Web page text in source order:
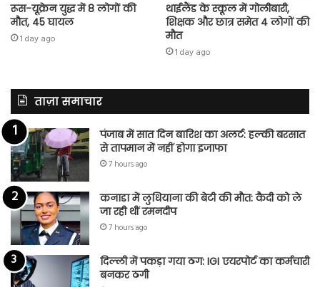
रूस-यूक्रेन युद्ध में 8 लोगों की
मौत, 45 घायल
1 day ago
थाईलैंड के स्कूल में गोलीबारी,
शिक्षक और छात्र समेत 4 लोगों की
मौत
1 day ago
ताज़ा समाचार
पंजाब में सात दिन बारिश का अलर्ट: हल्की बरसात
से तापमान में नहीं होगा इजाफा
7 hours ago
कनाडा में लुधियाना की बेटी की माैत: कैदी को ले
जा रही थीं रमनदीप
7 hours ago
दिल्ली में पकड़ा गया ठग: IGI एयरपोर्ट का कर्मचारी
बनकर ठगी